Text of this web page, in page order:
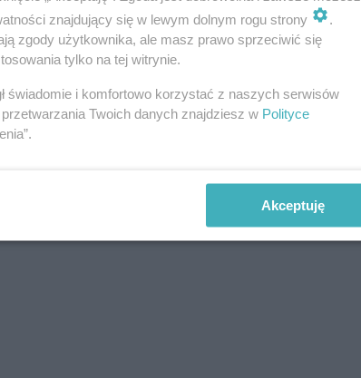
znajdujący się w lewym dolnym rogu strony
zgody użytkownika, ale masz prawo sprzeciwić się
tylko na tej witrynie.
świadomie i komfortowo korzystać z naszych serwisów
Twoich danych znajdziesz w Polityce
Akceptuję